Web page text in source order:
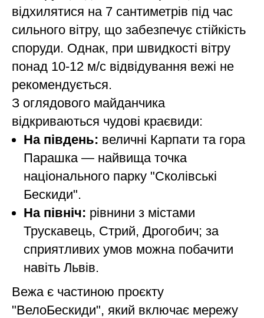
відхилятися на 7 сантиметрів під час
сильного вітру, що забезпечує стійкість
споруди. Однак, при швидкості вітру
понад 10-12 м/с відвідування вежі не
рекомендується.
З оглядового майданчика
відкриваються чудові краєвиди:
На південь: величні Карпати та гора
Парашка — найвища точка
національного парку "Сколівські
Бескиди".
На північ: рівнини з містами
Трускавець, Стрий, Дрогобич; за
сприятливих умов можна побачити
навіть Львів.
Вежа є частиною проєкту
"ВелоБескиди", який включає мережу